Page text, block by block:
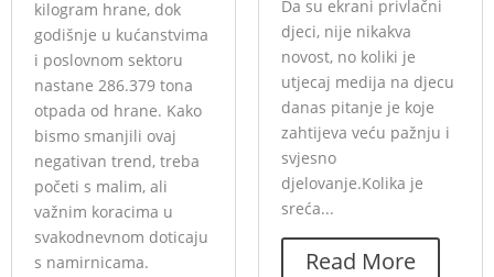
kilogram hrane, dok
godišnje u kućanstvima
i poslovnom sektoru
nastane 286.379 tona
otpada od hrane. Kako
bismo smanjili ovaj
negativan trend, treba
početi s malim, ali
važnim koracima u
svakodnevnom doticaju
s namirnicama.
Da su ekrani privlačni
djeci, nije nikakva
novost, no koliki je
utjecaj medija na djecu
danas pitanje je koje
zahtijeva veću pažnju i
svjesno
djelovanje.Kolika je
sreća...
Read More